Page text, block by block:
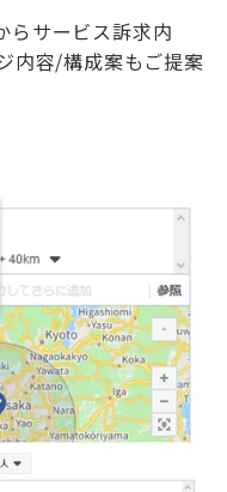
らサービス訴求内
内容/構成案もご提案